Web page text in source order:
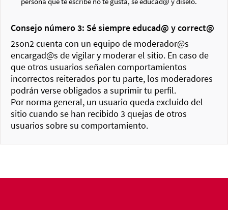
Consejo número 3: Sé siempre educad@ y correct@
2son2 cuenta con un equipo de moderador@s
encargad@s de vigilar y moderar el sitio. En caso de
que otros usuarios señalen comportamientos
incorrectos reiterados por tu parte, los moderadores
podrán verse obligados a suprimir tu perfil.
Por norma general, un usuario queda excluido del
sitio cuando se han recibido 3 quejas de otros
usuarios sobre su comportamiento.